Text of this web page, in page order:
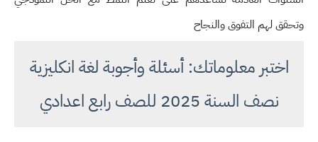
وتحقق لهم التفوق والنجاح
اختبر معلوماتك: أسئلة وأجوبة لغة انكليزية
نصف السنة 2025 للصف رابع اعدادي